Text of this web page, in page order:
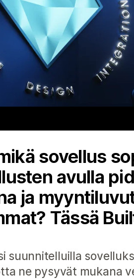
sovellus
avulla
ja
Tässä
suunnitelluilla
ne pysyvät mukana